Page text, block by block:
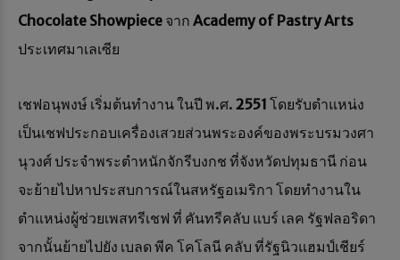
Chocolate Showpiece จาก Academy of Pastry Arts
ประเทศมาเลเซีย
เชฟอนุพงษ์ เริ่มต้นทำงาน ในปี พ.ศ. 2551 โดยรับตำแหน่ง
เป็นเชฟประกอบเครื่องเสวยส่วนพระองค์ของพระบรมวงศา
นุวงศ์ ประจำพระตำหนักจักรีบงกช ที่จังหวัดปทุมธานี ก่อน
จะย้ายไปหาประสบการณ์ในสหรัฐอเมริกา โดยทำงานใน
ตำแหน่งผู้ช่วยเพสทรีเชฟ ที่ คันทรีคลับ แบร์ เลค รัฐฟลอริดา
จากนั้นย้ายไปยัง เบลด พีค โคโลนี คลับ ที่รัฐนิวแฮมป์เชียร์